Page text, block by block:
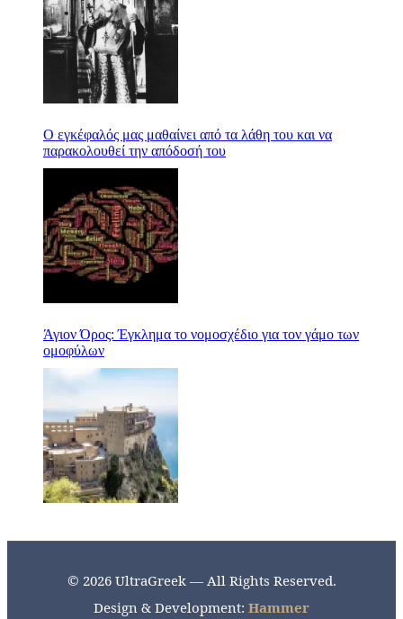
Ο εγκέφαλός μας μαθαίνει από τα λάθη του και να
παρακολουθεί την απόδοσή του
Άγιον Όρος: Έγκλημα το νομοσχέδιο για τον γάμο των
ομοφύλων
© 2026 UltraGreek — All Rights Reserved.
Design & Development: Hammer